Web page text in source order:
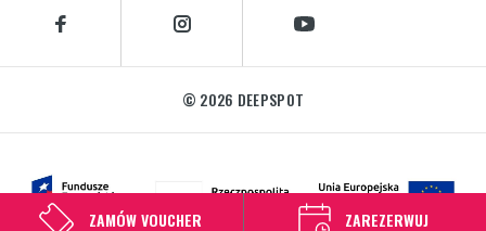
ZAMÓW VOUCHER ZAREZERWUJ
© 2026 DEEPSPOT